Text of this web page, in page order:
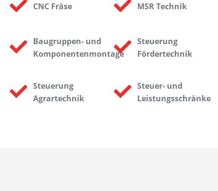
CNC Fräse MSR Technik
Baugruppen- und
Komponentenmontage
Steuerung
Fördertechnik
Steuerung
Agrartechnik
Steuer- und
Leistungsschränke